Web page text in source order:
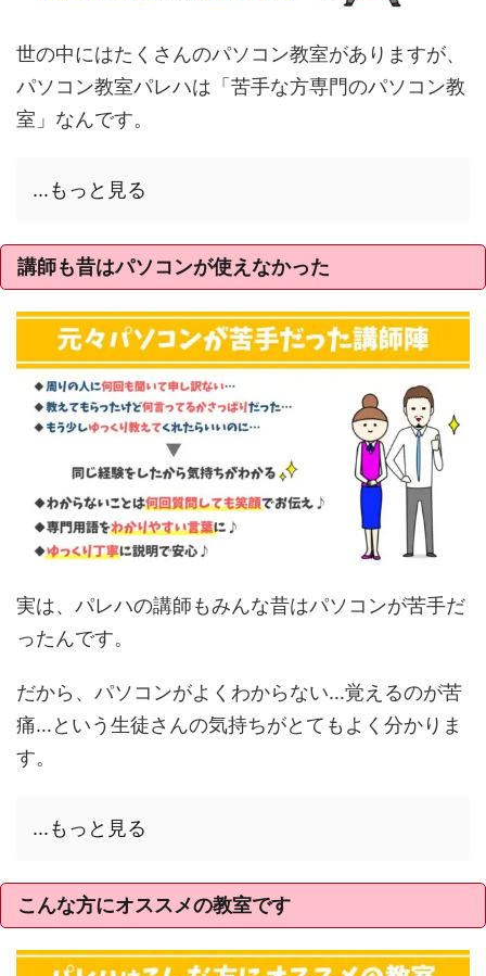
世の中にはたくさんのパソコン教室がありますが、
パソコン教室パレハは「苦手な方専門のパソコン教
室」なんです。
...もっと見る
講師も昔はパソコンが使えなかった
実は、パレハの講師もみんな昔はパソコンが苦手だ
ったんです。
だから、パソコンがよくわからない…覚えるのが苦
痛…という生徒さんの気持ちがとてもよく分かりま
す。
...もっと見る
こんな方にオススメの教室です